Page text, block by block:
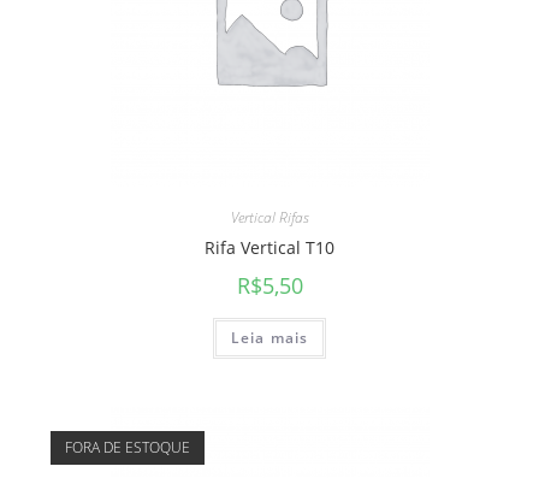
Vertical Rifas
Rifa Vertical T10
R$5,50
Leia mais
FORA DE ESTOQUE